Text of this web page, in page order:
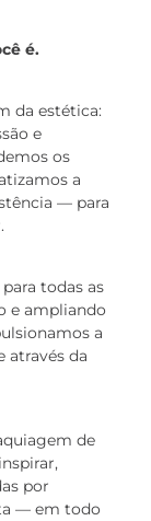
é.
da estética:
e
os
a
— para
todas as
e ampliando
a
através da
de
por
— em todo